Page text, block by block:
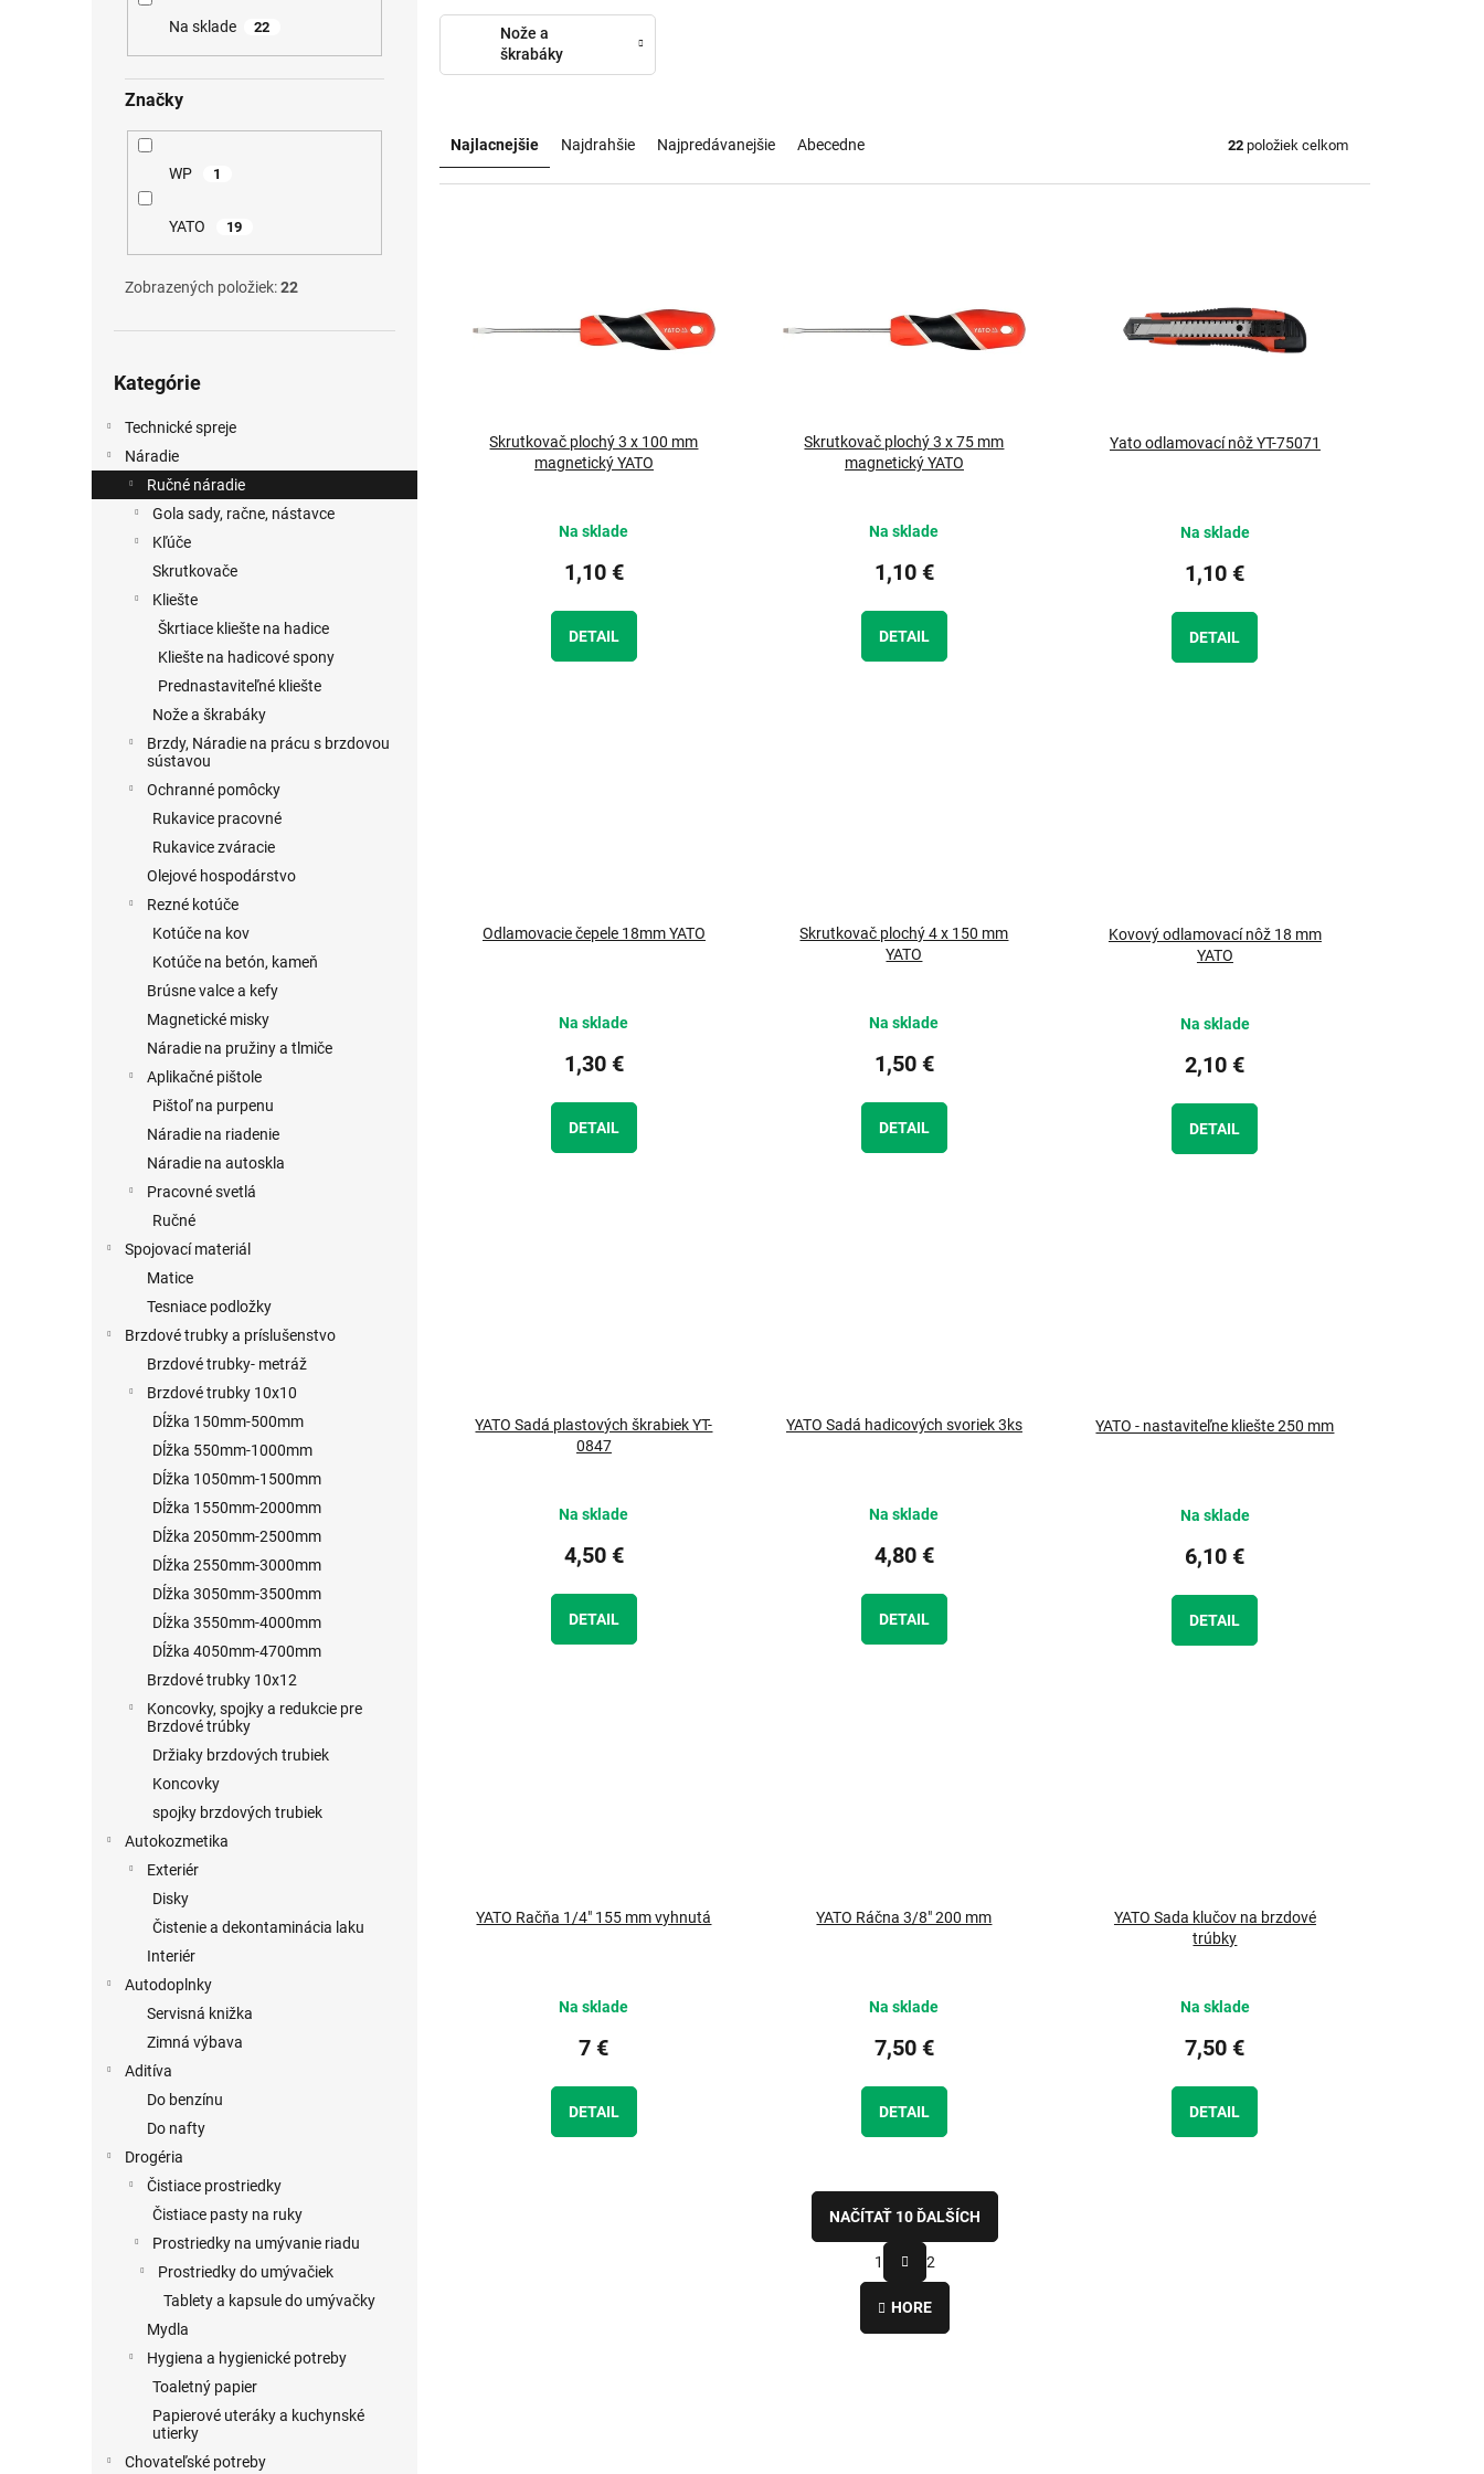
Na sklade 22
Značky
WP 1
YATO 19
Zobrazených položiek:22
kategórie
Kategórie
Technické spreje
Náradie
Ručné náradie
Gola sady, račne, nástavce
Kľúče
Skrutkovače
Kliešte
Škrtiace kliešte na hadice
Kliešte na hadicové spony
Prednastaviteľné kliešte
Nože a škrabáky
Brzdy, Náradie na prácu s brzdovou
sústavou
Ochranné pomôcky
Rukavice pracovné
Rukavice zváracie
Olejové hospodárstvo
Rezné kotúče
Kotúče na kov
Kotúče na betón, kameň
Brúsne valce a kefy
Magnetické misky
Náradie na pružiny a tlmiče
Aplikačné pištole
Pištoľ na purpenu
Náradie na riadenie
Náradie na autoskla
Pracovné svetlá
Ručné
Spojovací materiál
Matice
Tesniace podložky
Brzdové trubky a príslušenstvo
Brzdové trubky- metráž
Brzdové trubky 10x10
Dĺžka 150mm-500mm
Dĺžka 550mm-1000mm
Dĺžka 1050mm-1500mm
Dĺžka 1550mm-2000mm
Dĺžka 2050mm-2500mm
Dĺžka 2550mm-3000mm
Dĺžka 3050mm-3500mm
Dĺžka 3550mm-4000mm
Dĺžka 4050mm-4700mm
Brzdové trubky 10x12
Koncovky, spojky a redukcie pre
Brzdové trúbky
Držiaky brzdových trubiek
Koncovky
spojky brzdových trubiek
Autokozmetika
Exteriér
Disky
Čistenie a dekontaminácia laku
Interiér
Autodoplnky
Servisná knižka
Zimná výbava
Aditíva
Do benzínu
Do nafty
Drogéria
Čistiace prostriedky
Čistiace pasty na ruky
Prostriedky na umývanie riadu
Prostriedky do umývačiek
Tablety a kapsule do umývačky
Mydla
Hygiena a hygienické potreby
Toaletný papier
Papierové uteráky a kuchynské
utierky
Chovateľské potreby
Nože a
škrabáky
d
e
Najlacnejšie Najdrahšie Najpredávanejšie Abecedne 22 položiek celkom
Skrutkovač plochý 3 x 100 mm
magnetický YATO
Na sklade
1,10 €
DETAIL
Skrutkovač plochý 3 x 75 mm
magnetický YATO
Na sklade
1,10 €
DETAIL
Yato odlamovací nôž YT-75071
Na sklade
1,10 €
DETAIL
Odlamovacie čepele 18mm YATO
Na sklade
1,30 €
DETAIL
Skrutkovač plochý 4 x 150 mm
YATO
Na sklade
1,50 €
DETAIL
Kovový odlamovací nôž 18 mm
YATO
Na sklade
2,10 €
DETAIL
YATO Sadá plastových škrabiek YT-
0847
Na sklade
4,50 €
DETAIL
YATO Sadá hadicových svoriek 3ks
Na sklade
4,80 €
DETAIL
YATO - nastaviteľne kliešte 250 mm
Na sklade
6,10 €
DETAIL
YATO Račňa 1/4" 155 mm vyhnutá
Na sklade
7 €
DETAIL
YATO Ráčna 3/8" 200 mm
Na sklade
7,50 €
DETAIL
YATO Sada klučov na brzdové
trúbky
Na sklade
7,50 €
DETAIL
O
l
á
NAČÍTAŤ 10 ĎALŠÍCH
t
á
1 2
HORE